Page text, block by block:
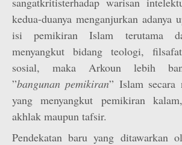
kedua-duanya menganjurkan adanya
isi pemikiran Islam terutama
menyangkut bidang teologi,
sosial, maka Arkoun lebih
”bangunan pemikiran” Islam secara
yang menyangkut pemikiran
akhlak maupun tafsir.
Pendekatan baru yang ditawarkan